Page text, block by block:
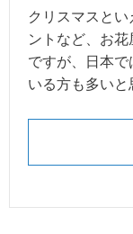
クリスマスと
ントなど、お
ですが、日本
いる方も多いと